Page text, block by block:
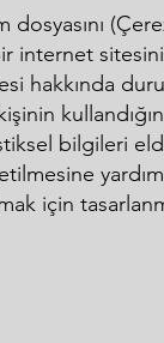
dosyasını
hakkında
bilgileri
için